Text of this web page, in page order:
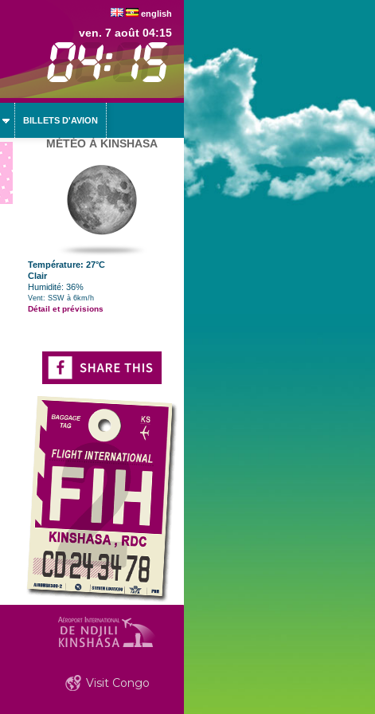
english
ven. 7 août 04:15
BILLETS D'AVION
MÉTÉO À KINSHASA
Température: 27°C
Clair
Humidité: 36%
Vent: SSW à 6km/h
Détail et prévisions
Visit Congo